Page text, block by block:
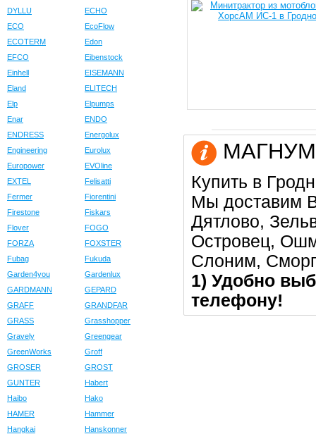
DYLLU
ECHO
ECO
EcoFlow
ECOTERM
Edon
EFCO
Eibenstock
Einhell
EISEMANN
Eland
ELITECH
Elp
Elpumps
Enar
ENDO
ENDRESS
Energolux
Engineering
Eurolux
Europower
EVOline
EXTEL
Felisatti
Fermer
Fiorentini
Firestone
Fiskars
Flover
FOGO
FORZA
FOXSTER
Fubag
Fukuda
Garden4you
Gardenlux
GARDMANN
GEPARD
GRAFF
GRANDFAR
GRASS
Grasshopper
Gravely
Greengear
GreenWorks
Groff
GROSER
GROST
GUNTER
Habert
Haibo
Hako
HAMER
Hammer
Hangkai
Hanskonner
МАГНУМ
Купить в
Мы доставим
Дятлово,
Островец,
Слоним,
1) Удобно
телефону!